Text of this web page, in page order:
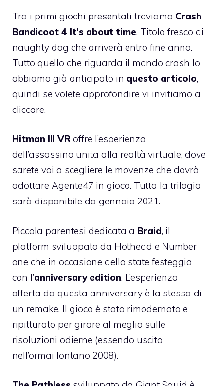
Tra i primi giochi presentati troviamo Crash
Bandicoot 4 It’s about time. Titolo fresco di
naughty dog che arriverà entro fine anno.
Tutto quello che riguarda il mondo crash lo
abbiamo già anticipato in questo articolo,
quindi se volete approfondire vi invitiamo a
cliccare.
Hitman III VR offre l’esperienza
dell’assassino unita alla realtà virtuale, dove
sarete voi a scegliere le movenze che dovrà
adottare Agente47 in gioco. Tutta la trilogia
sarà disponibile da gennaio 2021.
Piccola parentesi dedicata a Braid, il
platform sviluppato da Hothead e Number
one che in occasione dello state festeggia
con l’anniversary edition. L’esperienza
offerta da questa anniversary è la stessa di
un remake. Il gioco è stato rimodernato e
ripitturato per girare al meglio sulle
risoluzioni odierne (essendo uscito
nell’ormai lontano 2008).